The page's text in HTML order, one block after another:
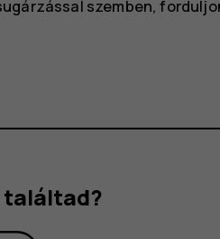
szemben,
találtad?